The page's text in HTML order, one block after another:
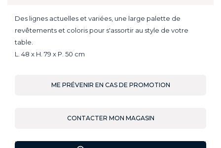
Des lignes actuelles et variées, une large palette de
revêtements et coloris pour s'assortir au style de votre
table.
L. 48 x H. 79 x P. 50 cm
ME PRÉVENIR EN CAS DE PROMOTION
CONTACTER MON MAGASIN